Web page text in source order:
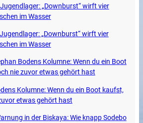
„Downburst“ wirft vier
im Wasser
„Downburst“ wirft vier
im Wasser
Bodens Kolumne: Wenn du ein Boot
nie zuvor etwas gehört hast
Kolumne: Wenn du ein Boot kaufst,
etwas gehört hast
in der Biskaya: Wie knapp Sodebo